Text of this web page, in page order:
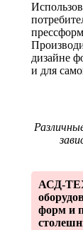
дизайне
и для
АСД-
форм и